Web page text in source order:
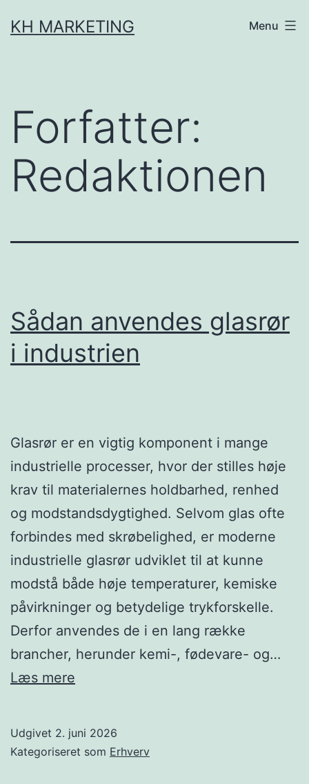
tilKH MARKETING Menu
Forfatter:
Redaktionen
Sådan anvendes glasrør
i industrien
Glasrør er en vigtig komponent i mange
industrielle processer, hvor der stilles høje
krav til materialernes holdbarhed, renhed
og modstandsdygtighed. Selvom glas ofte
forbindes med skrøbelighed, er moderne
industrielle glasrør udviklet til at kunne
modstå både høje temperaturer, kemiske
påvirkninger og betydelige trykforskelle.
Derfor anvendes de i en lang række
brancher, herunder kemi-, fødevare- og…
Læs mere
i
Udgivet 2. juni 2026
Kategoriseret som Erhverv